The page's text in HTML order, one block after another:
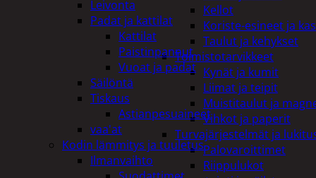
Kellot
Koriste-esineet ja
Taulut ja kehykset
Toimistotarvikkeet
Kynät ja kumit
Liimat ja teipit
Muistitaulut ja
Vihkot ja paperit
Turvajärjestelmät ja
Palovaroittimet
Riippulukot
Leivonta
Padat ja kattilat
Kattilat
Paistinpannut
Vuoat ja padat
Säilöntä
Tiskaus
Astianpesuaineet
vaa'at
Kodin lämmitys ja tuuletus
Ilmanvaihto